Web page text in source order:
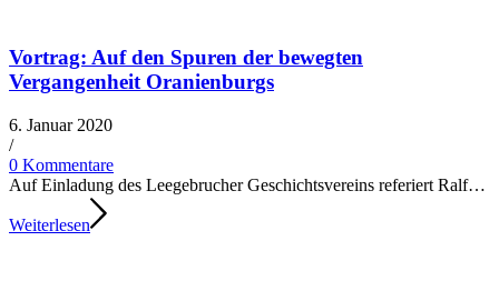
Vortrag: Auf den Spuren der bewegten
Vergangenheit Oranienburgs
6. Januar 2020
/​
0 Kommentare
Auf Einladung des Leegebrucher Geschichtsvereins refe­riert Ralf…
Weiterlesen